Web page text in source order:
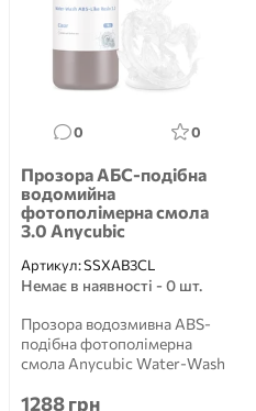
0 0
Прозора АБС-подібна
водомийна
фотополімерна смола
3.0 Anycubic
Артикул:SSXAB3CL
Немає в наявності - 0 шт.
Прозора водозмивна ABS-
подібна фотополімерна
смола Anycubic Water-Wash
1288 грн